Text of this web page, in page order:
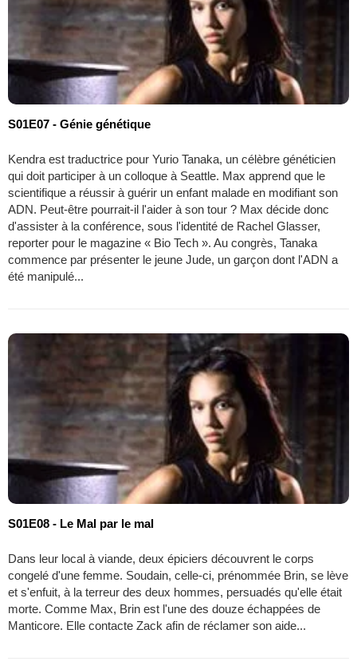
S01E07 - Génie génétique
Kendra est traductrice pour Yurio Tanaka, un célèbre généticien
qui doit participer à un colloque à Seattle. Max apprend que le
scientifique a réussir à guérir un enfant malade en modifiant son
ADN. Peut-être pourrait-il l'aider à son tour ? Max décide donc
d'assister à la conférence, sous l'identité de Rachel Glasser,
reporter pour le magazine « Bio Tech ». Au congrès, Tanaka
commence par présenter le jeune Jude, un garçon dont l'ADN a
été manipulé...
S01E08 - Le Mal par le mal
Dans leur local à viande, deux épiciers découvrent le corps
congelé d'une femme. Soudain, celle-ci, prénommée Brin, se lève
et s'enfuit, à la terreur des deux hommes, persuadés qu'elle était
morte. Comme Max, Brin est l'une des douze échappées de
Manticore. Elle contacte Zack afin de réclamer son aide...